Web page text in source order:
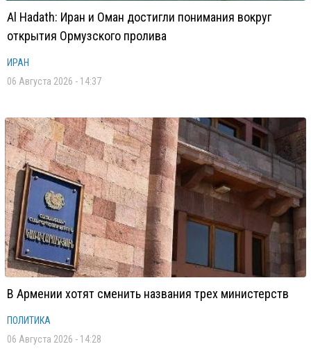
Al Hadath: Иран и Оман достигли понимания вокруг
открытия Ормузского пролива
ИРАН
06 Августа 2026 - 14:37
В Армении хотят сменить названия трех министерств
ПОЛИТИКА
06 Августа 2026 - 14:28